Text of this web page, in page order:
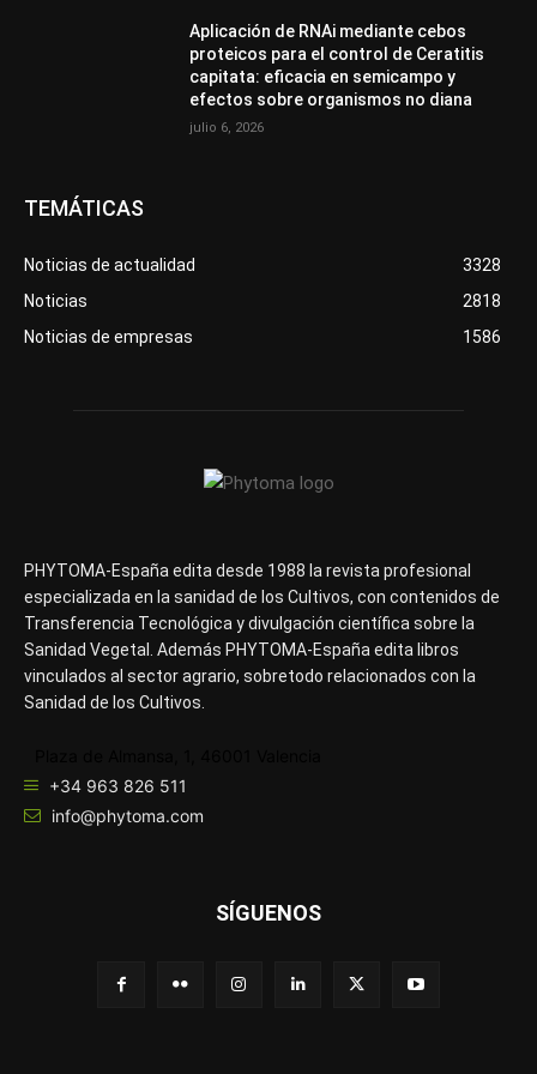
Aplicación de RNAi mediante cebos
proteicos para el control de Ceratitis
capitata: eficacia en semicampo y
efectos sobre organismos no diana
julio 6, 2026
TEMÁTICAS
Noticias de actualidad
3328
Noticias
2818
Noticias de empresas
1586
PHYTOMA-España edita desde 1988 la revista profesional
especializada en la sanidad de los Cultivos, con contenidos de
Transferencia Tecnológica y divulgación científica sobre la
Sanidad Vegetal. Además PHYTOMA-España edita libros
vinculados al sector agrario, sobretodo relacionados con la
Sanidad de los Cultivos.
+34 963 826 511
info@phytoma.com
SÍGUENOS